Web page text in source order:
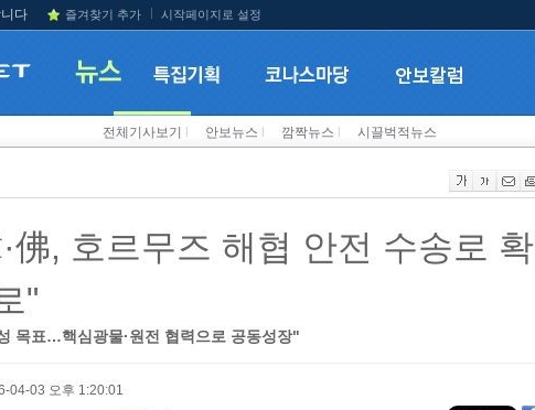
다 즐겨찾기 추가 시작페이지로 설정
전체기사보기 안보뉴스 깜짝뉴스 시끌벅적뉴스
佛, 호르무즈 해협 안전 수송로 확
"
목표…핵심광물·원전 협력으로 공동성장"
04-03 오후 1:20:01